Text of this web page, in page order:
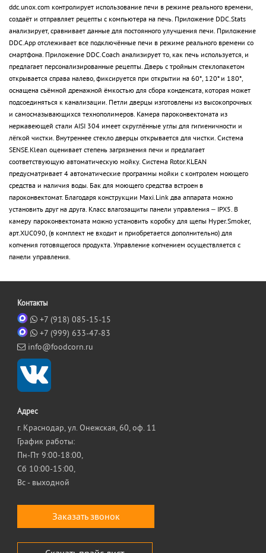
ddc.unox.com контролирует использование печи в режиме реального времени,
создаёт и отправляет рецепты с компьютера на печь. Приложение DDC.Stats
анализирует, сравнивает данные для постоянного улучшения печи. Приложение
DDC.App отслеживает все подключённые печи в режиме реального времени со
смартфона. Приложение DDC.Coach анализирует то, как печь используется, и
предлагает персонализированные рецепты. Дверь с тройным стеклопакетом
открывается справа налево, фиксируется при открытии на 60*, 120* и 180*,
оснащена съёмной дренажной ёмкостью для сбора конденсата, которая может
подсоединяться к канализации. Петли дверцы изготовлены из высокопрочных
и самосмазывающихся технополимеров. Камера пароконвектомата из
нержавеющей стали AISI 304 имеет скруглённые углы для гигиеничности и
лёгкой чистки. Внутреннее стекло дверцы открывается для чистки. Система
SENSE.Klean оценивает степень загрязнения печи и предлагает
соответствующую автоматическую мойку. Система Rotor.KLEAN
предусматривает 4 автоматические программы мойки с контролем моющего
средства и наличия воды. Бак для моющего средства встроен в
пароконвектомат. Благодаря конструкции Maxi.Link два аппарата можно
установить друг на друга. Класс влагозащиты панели управления – IPX5. В
камеру пароконвектомата можно установить коробку для щепы Hyper.Smoker,
арт.XUC090, (в комплект не входит и приобретается дополнительно) для
копчения готовящегося продукта. Управление копчением осуществляется с
панели управления.
Контакты
+7 (918) 085-15-15
+7 (999) 633-47-83
info@foodcorn.ru
Адрес
г. Краснодар, ул. Онежская, 60, оф. 11
График работы:
Пн-Пт 9:00-18:00,
Сб 10:00-15:00,
Вс - выходной
Заказать звонок